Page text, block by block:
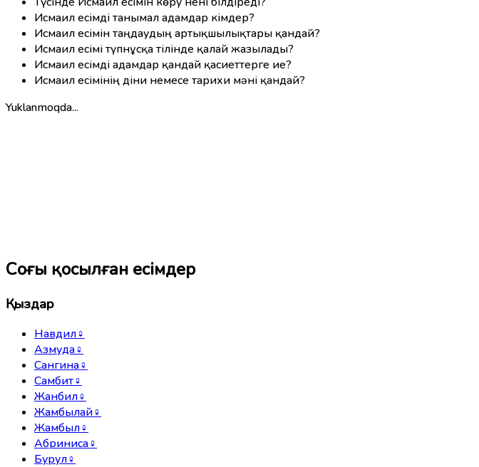
Исмаил есімді танымал адамдар кімдер?
Исмаил есімін таңдаудың артықшылықтары қандай?
Исмаил есімі түпнұсқа тілінде қалай жазылады?
Исмаил есімді адамдар қандай қасиеттерге ие?
Исмаил есімінің діни немесе тарихи мәні қандай?
Yuklanmoqda...
Соңғы қосылған есімдер
Қыздар
Навдил♀
Азмуда♀
Сангина♀
Самбит♀
Жанбил♀
Жамбылай♀
Жамбыл♀
Абриниса♀
Бурул♀